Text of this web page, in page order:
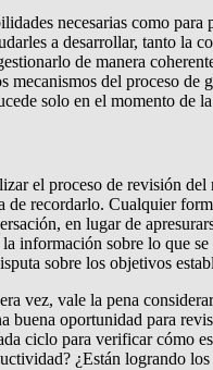
necesarias como
a desarrollar, tanto la
de manera
del proceso
solo en el momento de
el proceso de revisión
recordarlo. Cualquier
en lugar de
información sobre lo que
sobre los objetivos
vez, vale la pena
buena oportunidad para
ciclo para verificar cómo
¿Están logrando